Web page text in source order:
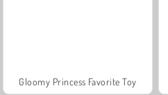
Gloomy Princess Favorite Toy